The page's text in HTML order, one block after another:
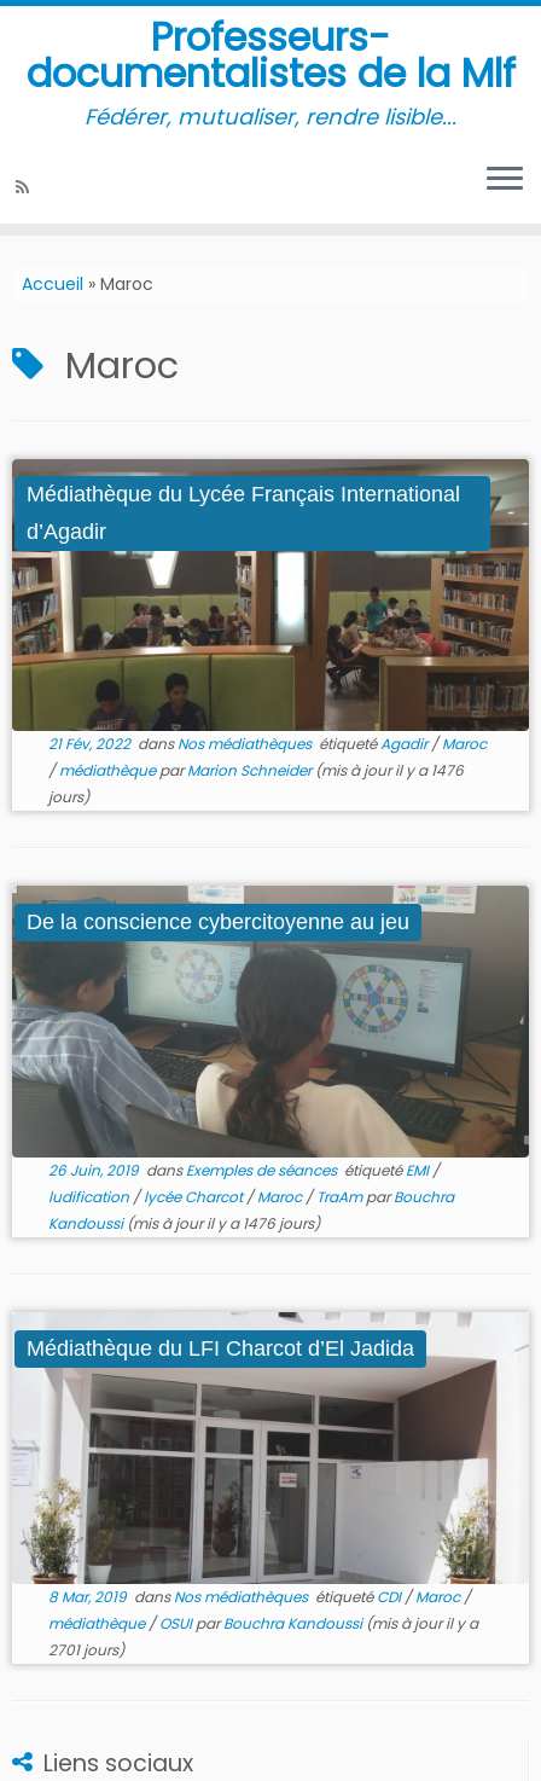
Professeurs-
documentalistes de la Mlf
Fédérer, mutualiser, rendre lisible...
Accueil » Maroc
Maroc
Médiathèque du Lycée Français International
d’Agadir
21 Fév, 2022dansNos médiathèques étiquetéAgadir/Maroc
/médiathèqueparMarion Schneider(mis à jour il y a 1476
jours)
De la conscience cybercitoyenne au jeu
26 Juin, 2019dansExemples de séances étiquetéEMI/
ludification /lycée Charcot/Maroc/TraAmparBouchra
Kandoussi(mis à jour il y a 1476 jours)
Médiathèque du LFI Charcot d’El Jadida
8 Mar, 2019dansNos médiathèques étiquetéCDI/Maroc/
médiathèque/OSUIparBouchra Kandoussi(mis à jour il y a
2701 jours)
Liens sociaux